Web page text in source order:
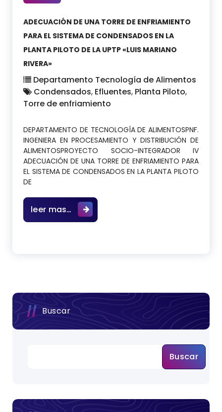
ADECUACIÓN DE UNA TORRE DE ENFRIAMIENTO
PARA EL SISTEMA DE CONDENSADOS EN LA
PLANTA PILOTO DE LA UPTP «LUIS MARIANO
RIVERA»
Departamento Tecnología de Alimentos
Condensados, Efluentes, Planta Piloto,
Torre de enfriamiento
DEPARTAMENTO DE TECNOLOGÍA DE ALIMENTOSPNF.
INGENIERA EN PROCESAMIENTO Y DISTRIBUCIÓN DE
ALIMENTOSPROYECTO SOCIO-INTEGRADOR IV
ADECUACIÓN DE UNA TORRE DE ENFRIAMIENTO PARA
EL SISTEMA DE CONDENSADOS EN LA PLANTA PILOTO
DE
leer mas… ADECUACIÓN DE UNA TORRE DE
Buscar
Buscar